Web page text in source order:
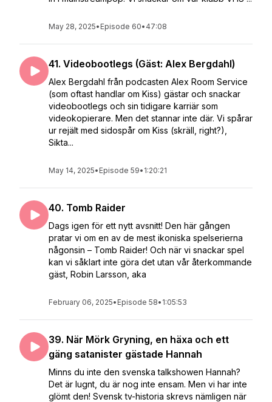
May 28, 2025• Episode 60• 47:08
41. Videobootlegs (Gäst: Alex Bergdahl)
Alex Bergdahl från podcasten Alex Room Service
(som oftast handlar om Kiss) gästar och snackar
videobootlegs och sin tidigare karriär som
videokopierare. Men det stannar inte där. Vi spårar
ur rejält med sidospår om Kiss (skräll, right?),
Sikta...
May 14, 2025• Episode 59• 1:20:21
40. Tomb Raider
Dags igen för ett nytt avsnitt! Den här gången
pratar vi om en av de mest ikoniska spelserierna
någonsin – Tomb Raider! Och när vi snackar spel
kan vi såklart inte göra det utan vår återkommande
gäst, Robin Larsson, aka
February 06, 2025• Episode 58• 1:05:53
39. När Mörk Gryning, en häxa och ett
gäng satanister gästade Hannah
Minns du inte den svenska talkshowen Hannah?
Det är lugnt, du är nog inte ensam. Men vi har inte
glömt den! Svensk tv-historia skrevs nämligen när